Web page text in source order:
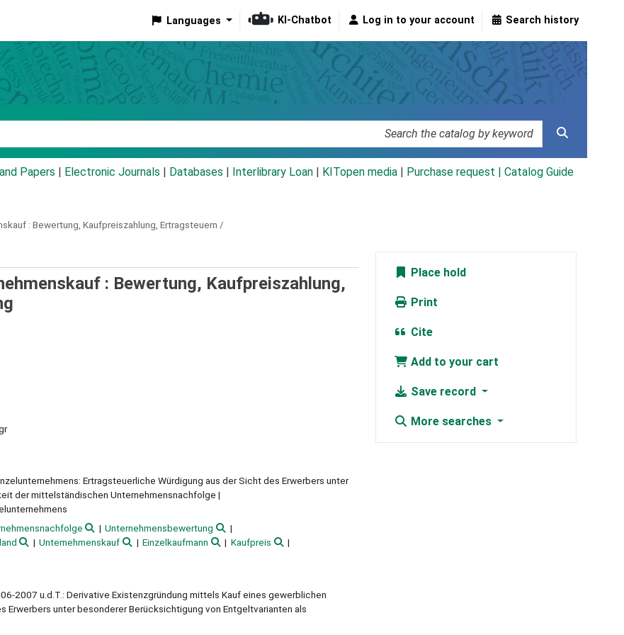
Languages KI-Chatbot Log in to your account Search history
Papers Electronic Journals Databases Interlibrary Loan KITopen media Purchase request | Catalog Guide
: Bewertung, Kaufpreiszahlung, Ertragsteuern /
: Bewertung, Kaufpreiszahlung,
Ertragsteuerliche Würdigung aus der Sicht des Erwerbers unter
der mittelständischen Unternehmensnachfolge
Unternehmensbewertung
Unternehmenskauf Einzelkaufmann
Kaufpreis
2007 u.d.T.: Derivative Existenzgründung mittels Kauf eines gewerblichen
Erwerbers unter besonderer Berücksichtigung von Entgeltvarianten als
Place hold
Print
Cite
Add to your cart
Save record
More searches